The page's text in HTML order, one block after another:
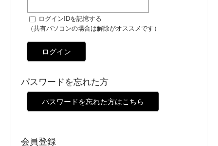
ログインIDを記憶する
（共有パソコンの場合は解除がオススメです）
ログイン
パスワードを忘れた方
パスワードを忘れた方はこちら
会員登録